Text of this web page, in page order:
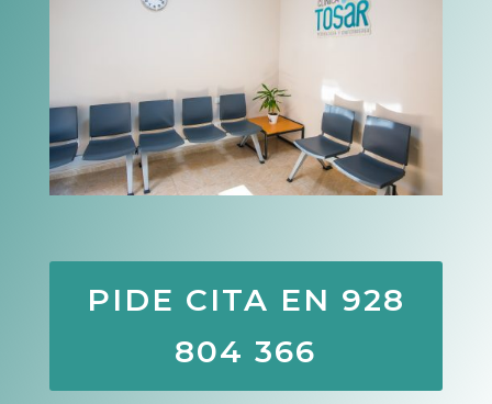
PIDE CITA EN 928
804 366